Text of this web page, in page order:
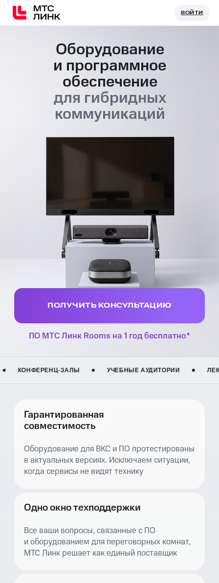
ВОЙТИВОЙТИ
Оборудование
и программное
обеспечение
для гибридных
коммуникаций
ПОЛУЧИТЬ КОНСУЛЬТАЦИЮ
ПО МТС Линк Rooms на 1 год бесплатно*
ЗАЛЫ УЧЕБНЫЕ АУДИТОРИИ ЛЕКТОРИИ
Гарантированная
совместимость
Оборудование для ВКС и ПО протестированы
в актуальных версиях. Исключаем ситуации,
когда сервисы не видят технику
Одно окно техподдержки
Все ваши вопросы, связанные с ПО
и оборудованием для переговорных комнат,
МТС Линк решает как единый поставщик